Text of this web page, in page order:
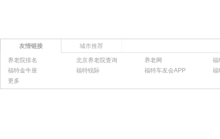
友情链接 城市推荐
养老院排名 北京养老院查询 养老网
福
福特金牛座
福特锐际 福特车友会APP
福
更多